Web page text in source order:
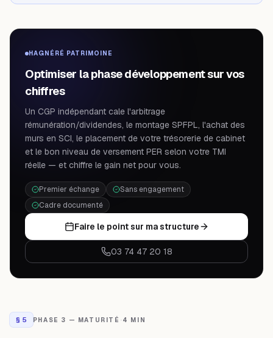
HAGNÉRÉ PATRIMOINE
Optimiser la phase développement sur vos
chiffres
Un CGP indépendant cale l'arbitrage
rémunération/dividendes, le montage SPFPL, l'achat des
murs en SCI, le placement de votre trésorerie de cabinet
et le bon niveau de versement PER selon votre TMI
réelle — et chiffre le gain net pour vous.
Premier échange
Sans engagement
Cadre documenté
Faire le point sur ma structure
03 74 47 20 18
§ 5 PHASE 3 — MATURITÉ · 4 MIN